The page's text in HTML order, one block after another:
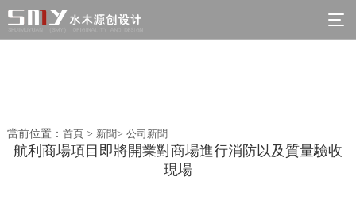
當前位置： 首頁> 新聞> 公司新聞
航利商場項目即將開業對商場進行消防以及質量驗收
現場